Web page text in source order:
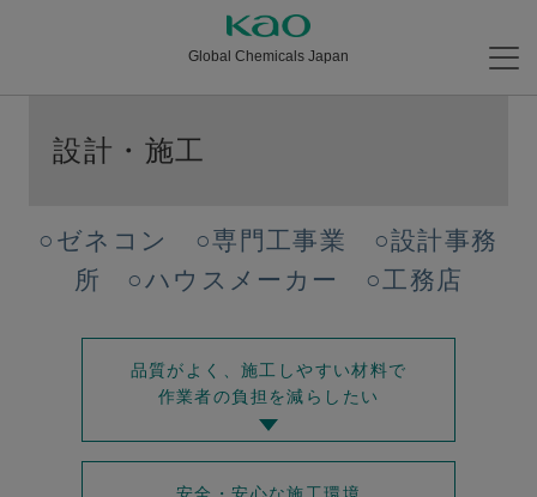
Global Chemicals Japan
設計・施工
○ゼネコン ○専門工事業 ○設計事務
所 ○ハウスメーカー ○工務店
品質がよく、施工しやすい材料で
作業者の負担を減らしたい
安全・安心な施工環境